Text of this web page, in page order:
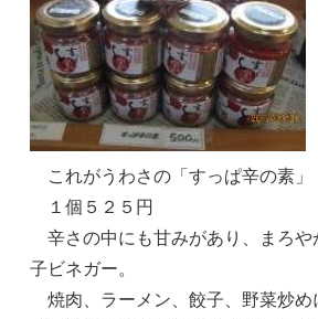
これがうわさの「すっぱ辛の素」
１個５２５円
辛さの中にも甘みがあり、まろや
子ビネガー。
焼肉、ラーメン、餃子、野菜炒め